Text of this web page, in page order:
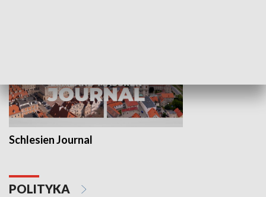
Schlesien Journal
POLITYKA